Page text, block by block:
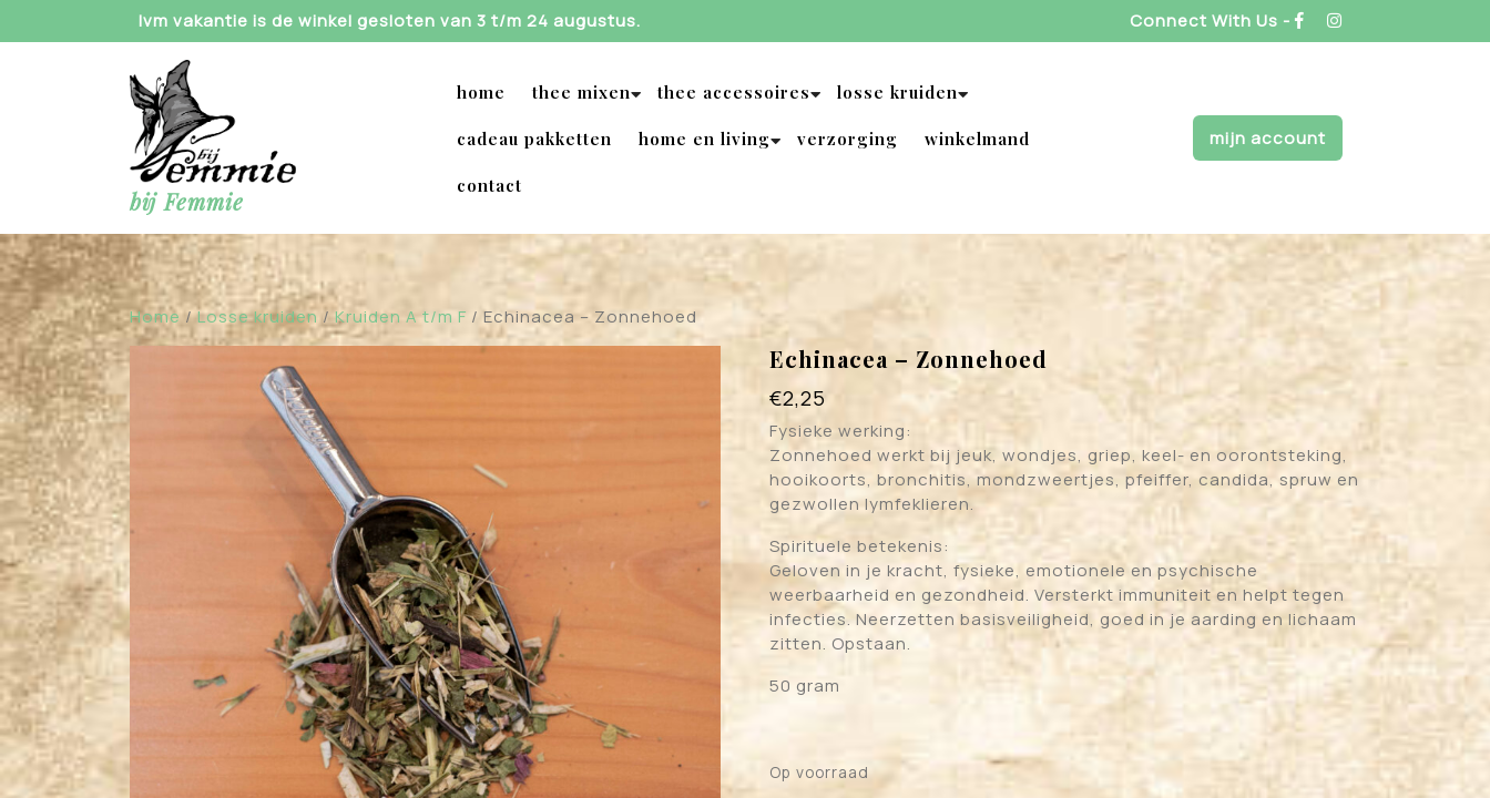
Ivm vakantie is de winkel gesloten van 3 t/m 24 augustus. Connect With Us -
bij Femmie
home thee mixen thee accessoires losse kruiden
cadeau pakketten home en living verzorging winkelmand
contact
mijn account
Home/Losse kruiden/Kruiden A t/m F / Echinacea – Zonnehoed
Echinacea – Zonnehoed
€2,25
Fysieke werking:
Zonnehoed werkt bij jeuk, wondjes, griep, keel- en oorontsteking,
hooikoorts, bronchitis, mondzweertjes, pfeiffer, candida, spruw en
gezwollen lymfeklieren.
Spirituele betekenis:
Geloven in je kracht, fysieke, emotionele en psychische
weerbaarheid en gezondheid. Versterkt immuniteit en helpt tegen
infecties. Neerzetten basisveiligheid, goed in je aarding en lichaam
zitten. Opstaan.
50 gram
Op voorraad